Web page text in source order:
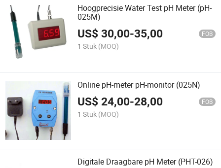
Hoogprecisie Water Test pH Meter (pH-
025M)
US$30,00-35,00 FOB
1 Stuk (MOQ)
Online pH-meter pH-monitor (025N)
US$24,00-28,00 FOB
1 Stuk (MOQ)
Digitale Draagbare pH Meter (PHT-026)